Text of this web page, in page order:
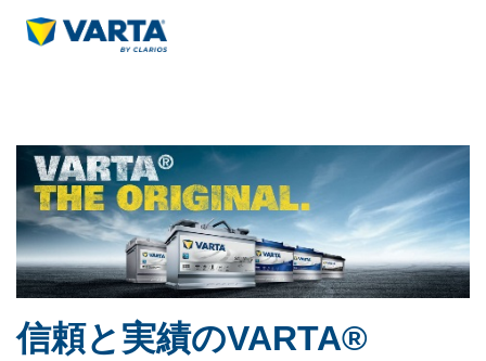
信頼と実績のVARTA®